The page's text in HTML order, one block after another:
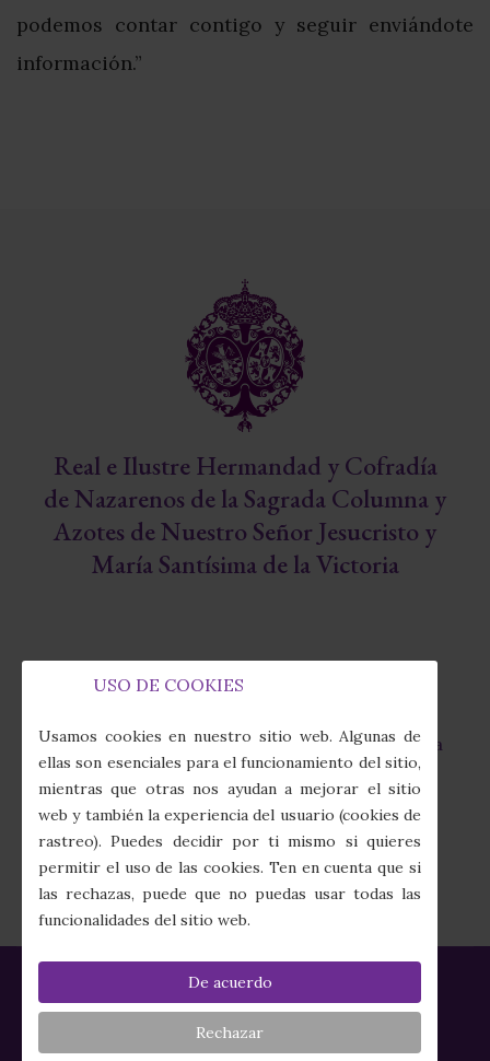
podemos contar contigo y seguir enviándote
información.”
Real e Ilustre Hermandad y Cofradía
de Nazarenos de la Sagrada Columna y
Azotes de Nuestro Señor Jesucristo y
María Santísima de la Victoria
fas
fa-
map-
marker-
Calle Juan Sebastián Elcano, 7 · 41011 Sevilla
phone-
alt
(+34) 954 274 910
far
fa-
secretaria@columnayazotes.es
HERMANDAD DE LAS CIGARRERAS
USO DE COOKIES
Usamos cookies en nuestro sitio web. Algunas de
ellas son esenciales para el funcionamiento del sitio,
mientras que otras nos ayudan a mejorar el sitio
web y también la experiencia del usuario (cookies de
rastreo). Puedes decidir por ti mismo si quieres
permitir el uso de las cookies. Ten en cuenta que si
las rechazas, puede que no puedas usar todas las
funcionalidades del sitio web.
De acuerdo
Rechazar